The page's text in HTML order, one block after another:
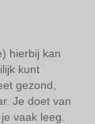
hierbij kan
kunt
gezond,
Je doet van
vaak leeg.